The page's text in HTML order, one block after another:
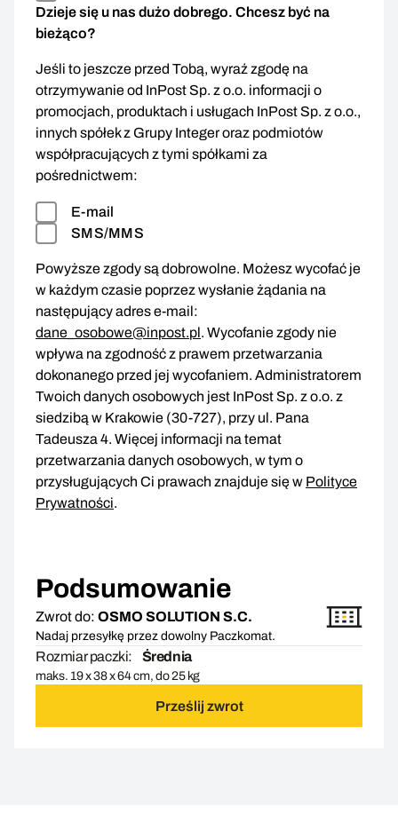
Dzieje się u nas dużo dobrego. Chcesz być na
bieżąco?
Jeśli to jeszcze przed Tobą, wyraź zgodę na
otrzymywanie od InPost Sp. z o.o. informacji o
promocjach, produktach i usługach InPost Sp. z o.o.,
innych spółek z Grupy Integer oraz podmiotów
współpracujących z tymi spółkami za
pośrednictwem:
E-mail
SMS/MMS
Powyższe zgody są dobrowolne. Możesz wycofać je
w każdym czasie poprzez wysłanie żądania na
następujący adres e-mail:
dane_osobowe@inpost.pl. Wycofanie zgody nie
wpływa na zgodność z prawem przetwarzania
dokonanego przed jej wycofaniem. Administratorem
Twoich danych osobowych jest InPost Sp. z o.o. z
siedzibą w Krakowie (30-727), przy ul. Pana
Tadeusza 4. Więcej informacji na temat
przetwarzania danych osobowych, w tym o
przysługujących Ci prawach znajduje się w Polityce
Prywatności.
Podsumowanie
Zwrot do: OSMO SOLUTION S.C.
Nadaj przesyłkę przez dowolny Paczkomat.
Rozmiar paczki: Średnia
maks. 19 x 38 x 64 cm, do 25 kg
Prześlij zwrot